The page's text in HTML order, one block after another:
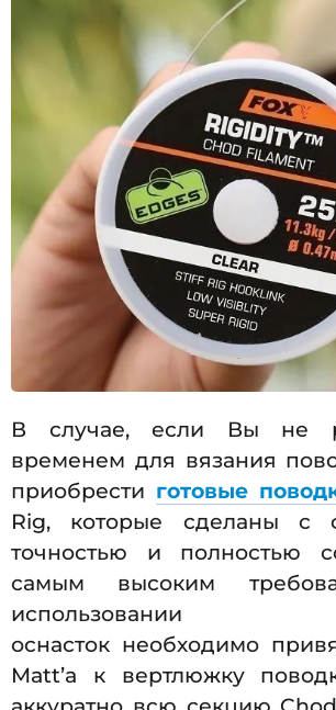
В случае, если Вы не
временем для вязания
приобрести готовые
Rig, которые сделаны с
точностью и полностью
самым высоким
использовании
оснасток необходимо
Matt’a к вертлюжку